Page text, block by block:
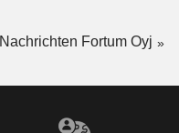
Nachrichten Fortum Oyj